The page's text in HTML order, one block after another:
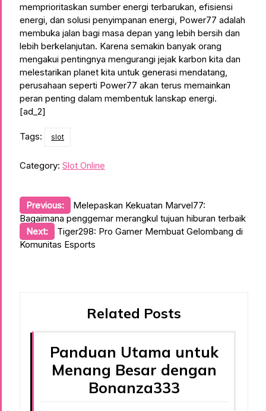
memprioritaskan sumber energi terbarukan, efisiensi
energi, dan solusi penyimpanan energi, Power77 adalah
membuka jalan bagi masa depan yang lebih bersih dan
lebih berkelanjutan. Karena semakin banyak orang
mengakui pentingnya mengurangi jejak karbon kita dan
melestarikan planet kita untuk generasi mendatang,
perusahaan seperti Power77 akan terus memainkan
peran penting dalam membentuk lanskap energi.
[ad_2]
Tags: slot
Category: Slot Online
Post
navigation
Previous:
Melepaskan Kekuatan Marvel77:
Bagaimana penggemar merangkul tujuan hiburan terbaik
Next:
Tiger298: Pro Gamer Membuat Gelombang di
Komunitas Esports
Related Posts
Panduan Utama untuk
Menang Besar dengan
Bonanza333